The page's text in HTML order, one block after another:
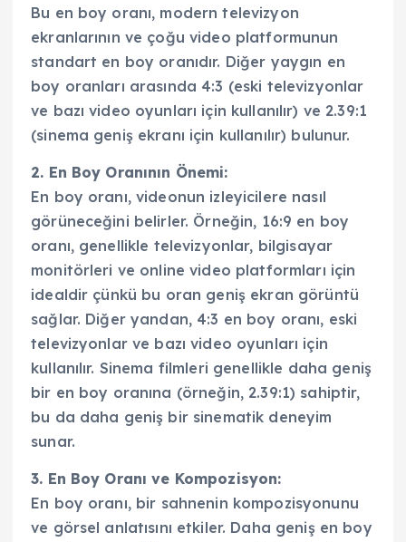
Bu en boy oranı, modern televizyon
ekranlarının ve çoğu video platformunun
standart en boy oranıdır. Diğer yaygın en
boy oranları arasında 4:3 (eski televizyonlar
ve bazı video oyunları için kullanılır) ve 2.39:1
(sinema geniş ekranı için kullanılır) bulunur.
2. En Boy Oranının Önemi:
En boy oranı, videonun izleyicilere nasıl
görüneceğini belirler. Örneğin, 16:9 en boy
oranı, genellikle televizyonlar, bilgisayar
monitörleri ve online video platformları için
idealdir çünkü bu oran geniş ekran görüntü
sağlar. Diğer yandan, 4:3 en boy oranı, eski
televizyonlar ve bazı video oyunları için
kullanılır. Sinema filmleri genellikle daha geniş
bir en boy oranına (örneğin, 2.39:1) sahiptir,
bu da daha geniş bir sinematik deneyim
sunar.
3. En Boy Oranı ve Kompozisyon:
En boy oranı, bir sahnenin kompozisyonunu
ve görsel anlatısını etkiler. Daha geniş en boy